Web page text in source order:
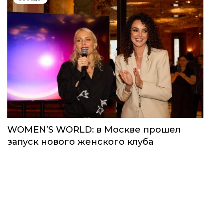
WOMEN’S WORLD: в Москве прошел
запуск нового женского клуба